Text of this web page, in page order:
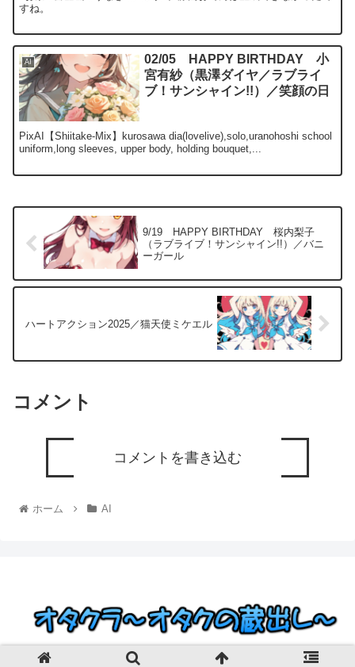
すね。
AI
02/05 HAPPY BIRTHDAY 小
宮有紗（黒澤ダイヤ／ラブライ
ブ！サンシャイン!!）／笑顔の日
PixAI【Shiitake-Mix】kurosawa dia(lovelive),solo,uranohoshi school
uniform,long sleeves, upper body, holding bouquet,...
9/19 HAPPY BIRTHDAY 桜内梨子
（ラブライブ！サンシャイン!!）／バニ
ーガール
ハートアクション2025／猫天使ミケエル
コメント
コメントを書き込む
ホーム AI
© 2023 オタクラ～オタクの蔵出し～.